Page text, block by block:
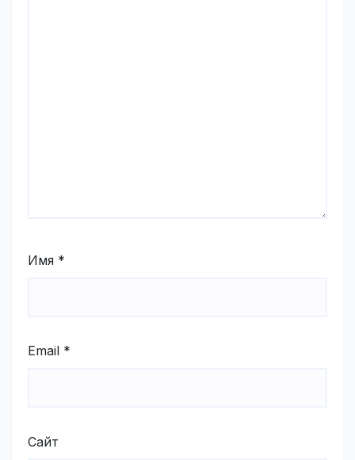
Имя *
Email *
Сайт